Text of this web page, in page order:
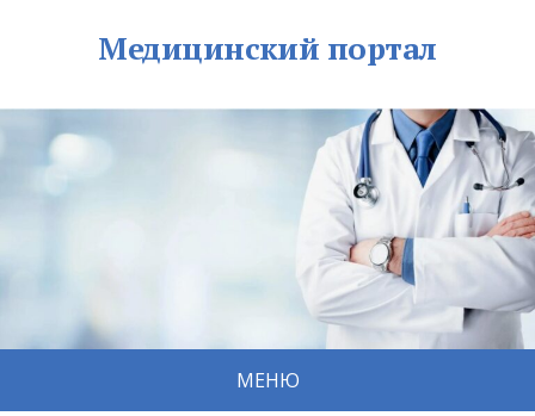
Медицинский портал
МЕНЮ